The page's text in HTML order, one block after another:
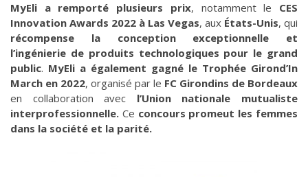
MyEli a remporté plusieurs prix, notamment le CES
Innovation Awards 2022 à Las Vegas, aux États-Unis, qui
récompense la conception exceptionnelle et
l’ingénierie de produits technologiques pour le grand
public. MyEli a également gagné le Trophée Girond’In
March en 2022, organisé par le FC Girondins de Bordeaux
en collaboration avec l’Union nationale mutualiste
interprofessionnelle. Ce concours promeut les femmes
dans la société et la parité.